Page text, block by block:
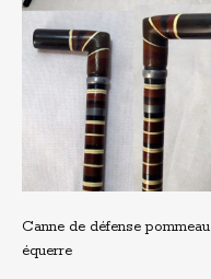
Canne de défense pommeau
équerre